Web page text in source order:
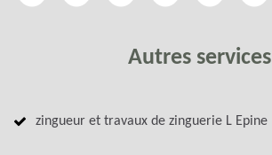
Autres services
zingueur et travaux de zinguerie L Epine